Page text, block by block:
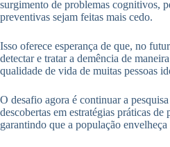
surgimento de problemas cognitivos,
preventivas sejam feitas mais cedo.
Isso oferece esperança de que, no
detectar e tratar a demência de
qualidade de vida de muitas pessoas
O desafio agora é continuar a
descobertas em estratégias práticas de
garantindo que a população envelheça